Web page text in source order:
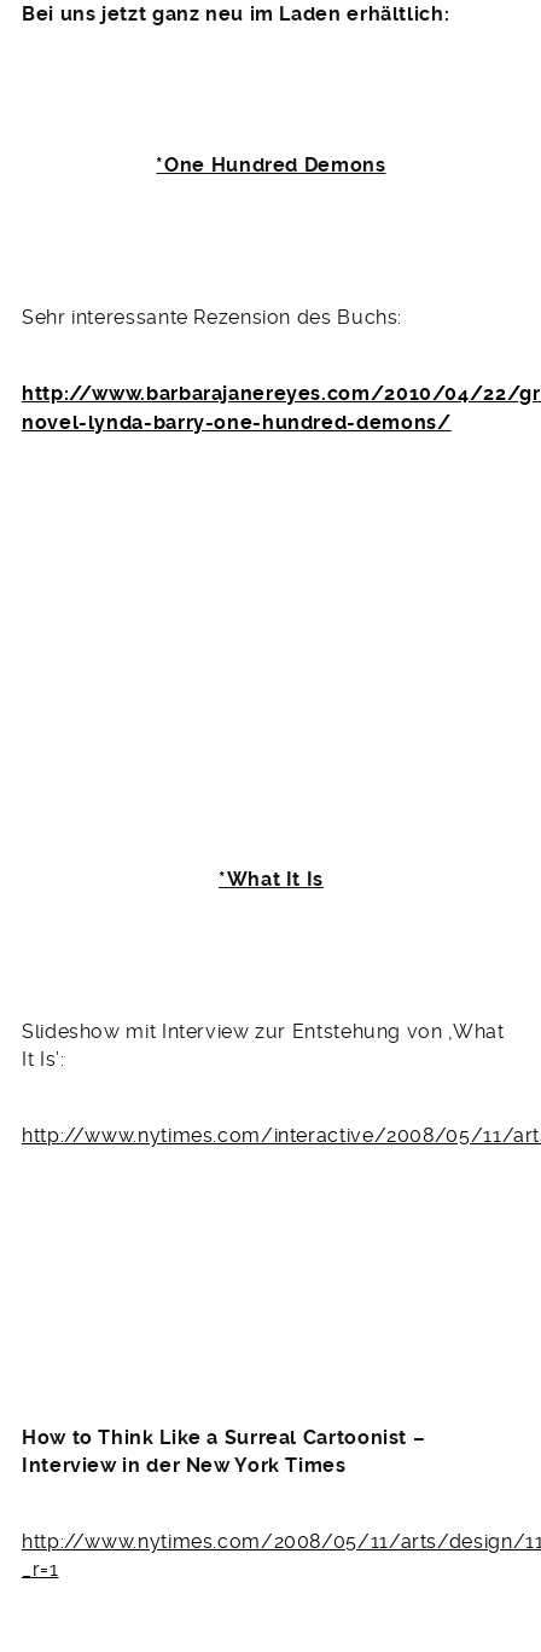
Bei uns jetzt ganz neu im Laden erhältlich:
*One Hundred Demons
Sehr interessante Rezension des Buchs:
http://www.barbarajanereyes.com/2010/04/22/
novel-lynda-barry-one-hundred-demons/
*What It Is
Slideshow mit Interview zur Entstehung von ‚What
It Is’:
http://www.nytimes.com/interactive/2008/05/11/
How to Think Like a Surreal Cartoonist –
Interview in der New York Times
http://www.nytimes.com/2008/05/11/arts/design/
_r=1